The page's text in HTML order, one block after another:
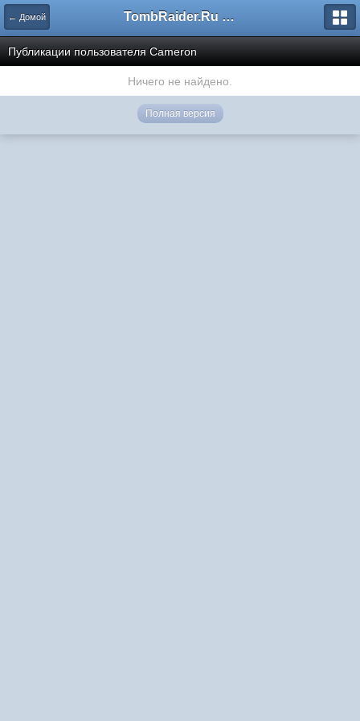
← Домой TombRaider.Ru - Форумы
Публикации пользователя Cameron
Ничего не найдено.
Полная версия